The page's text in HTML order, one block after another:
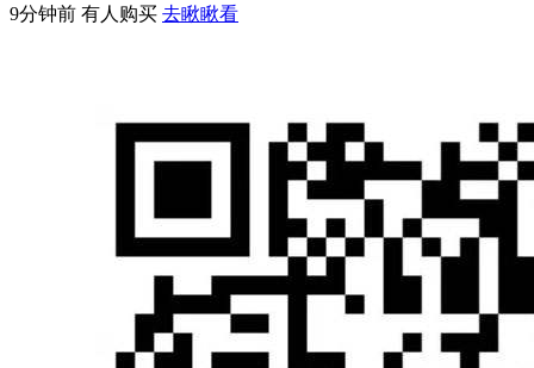
9分钟前 有人购买 去瞅瞅看